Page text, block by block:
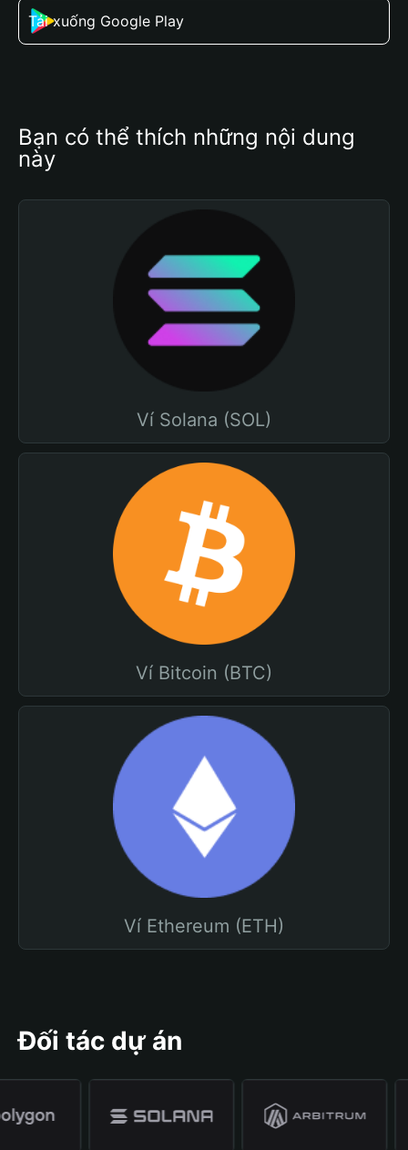
Tải xuống Google Play
Bạn có thể thích những nội dung
này
Ví Solana (SOL)
Ví Bitcoin (BTC)
Ví Ethereum (ETH)
Đối tác dự án